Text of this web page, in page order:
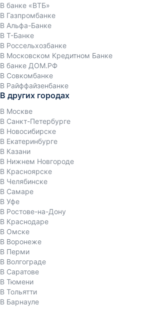
В банке «ВТБ»
В Газпромбанке
В Альфа-Банке
В Т-Банке
В Россельхозбанке
В Московском Кредитном Банке
В банке ДОМ.РФ
В Совкомбанке
В Райффайзенбанке
В других городах
В Москве
В Санкт-Петербурге
В Новосибирске
В Екатеринбурге
В Казани
В Нижнем Новгороде
В Красноярске
В Челябинске
В Самаре
В Уфе
В Ростове-на-Дону
В Краснодаре
В Омске
В Воронеже
В Перми
В Волгограде
В Саратове
В Тюмени
В Тольятти
В Барнауле